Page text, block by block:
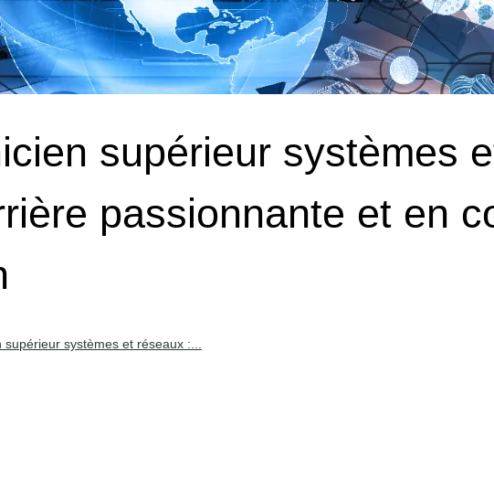
supérieur systèmes
passionnante et en
supérieur systèmes et réseaux :...